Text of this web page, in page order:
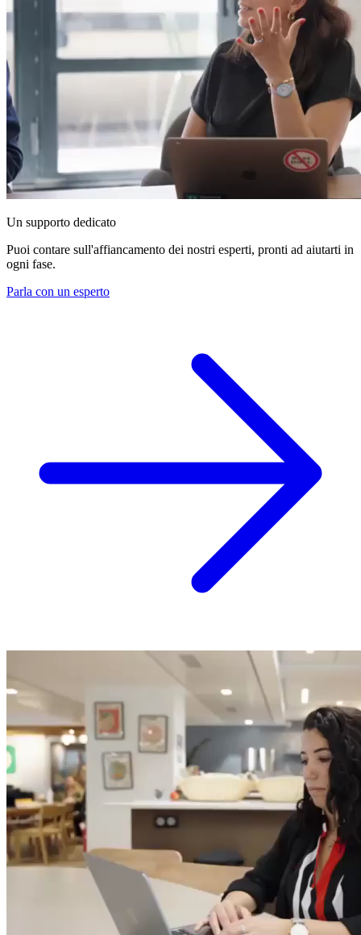
Un supporto dedicato
Puoi contare sull'affiancamento dei nostri esperti, pronti ad aiutarti in
ogni fase.
Parla con un esperto